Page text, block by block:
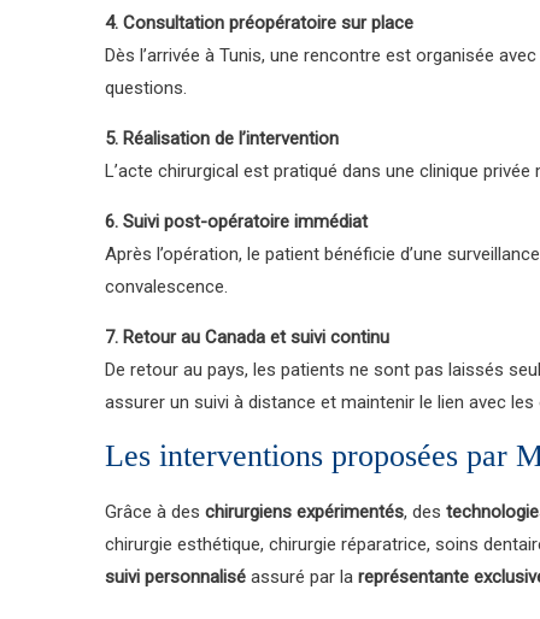
4. Consultation préopératoire sur place
Dès l’arrivée à Tunis, une rencontre est organisée
questions.
5. Réalisation de l’intervention
L’acte chirurgical est pratiqué dans une clinique
6. Suivi post-opératoire immédiat
Après l’opération, le patient bénéficie d’une
convalescence.
7. Retour au Canada et suivi continu
De retour au pays, les patients ne sont pas laissés
assurer un suivi à distance et maintenir le lien avec
Les interventions proposées par
Grâce à des chirurgiens expérimentés, des
chirurgie esthétique, chirurgie réparatrice, soins
suivi personnalisé assuré par la représentante